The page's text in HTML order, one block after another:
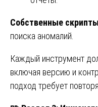
Собственные
поиска аномалий.
Каждый инструмент
включая версию и
подход требует